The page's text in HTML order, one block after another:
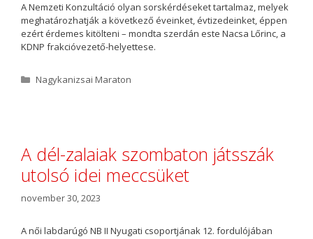
A Nemzeti Konzultáció olyan sorskérdéseket tartalmaz, melyek
meghatározhatják a következő éveinket, évtizedeinket, éppen
ezért érdemes kitölteni – mondta szerdán este Nacsa Lőrinc, a
KDNP frakcióvezető-helyettese.
K
r
i
a
Nagykanizsai Maraton
A dél-zalaiak szombaton játsszák
utolsó idei meccsüket
november 30, 2023
A női labdarúgó NB II Nyugati csoportjának 12. fordulójában